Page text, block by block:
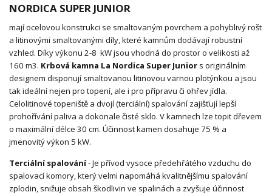
NORDICA SUPER JUNIOR
mají ocelovou konstrukci se smaltovaným povrchem a pohyblivý rošt
a litinovými smaltovanými díly, které kamnům dodávají robustní
vzhled. Díky výkonu 2-8 kW jsou vhodná do prostor o velikosti až
160 m3. Krbová kamna La Nordica Super Junior s originálním
designem disponují smaltovanou litinovou varnou plotýnkou a jsou
tak ideální nejen pro topení, ale i pro přípravu či ohřev jídla.
Celolitinové topeniště a dvojí (terciální) spalování zajišťují lepší
prohořívání paliva a dokonale čisté sklo. V kamnech lze topit dřevem
o maximální délce 30 cm. Účinnost kamen dosahuje 75 % a
jmenovitý výkon 5 kW.
Terciální spalování- Je přívod vysoce předehřátého vzduchu do
spalovací komory, který velmi napomáhá kvalitnějšímu spalování
zplodin, snižuje obsah škodlivin ve spalinách a zvyšuje účinnost